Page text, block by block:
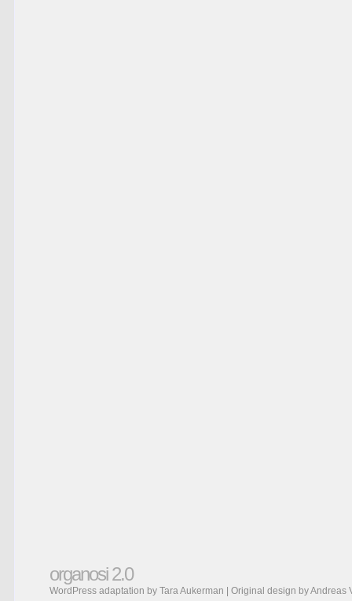
organosi 2.0
WordPress adaptation by Tara Aukerman | Original design byAndreas